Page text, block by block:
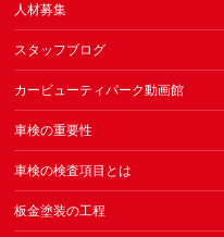
人材募集
スタッフブログ
カービューティパーク動画館
車検の重要性
車検の検査項目とは
板金塗装の工程